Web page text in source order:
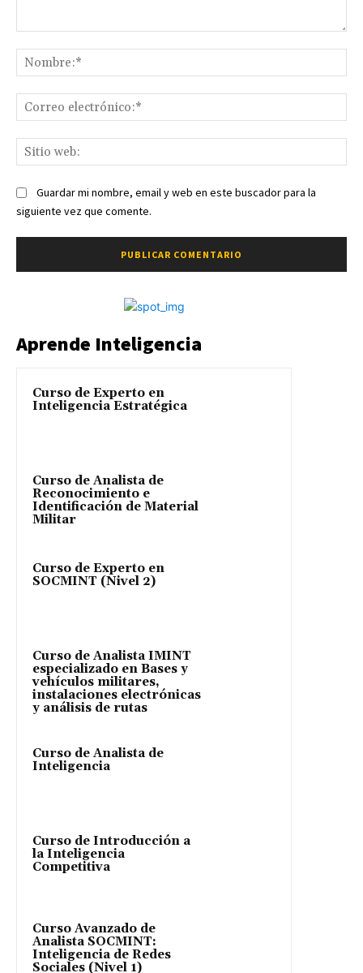
Guardar mi nombre, email y web en este buscador para la
siguiente vez que comente.
Aprende Inteligencia
Curso de Experto en
Inteligencia Estratégica
Curso de Analista de
Reconocimiento e
Identificación de Material
Militar
Curso de Experto en
SOCMINT (Nivel 2)
Curso de Analista IMINT
especializado en Bases y
vehículos militares,
instalaciones electrónicas
y análisis de rutas
Curso de Analista de
Inteligencia
Curso de Introducción a
la Inteligencia
Competitiva
Curso Avanzado de
Analista SOCMINT:
Inteligencia de Redes
Sociales (Nivel 1)